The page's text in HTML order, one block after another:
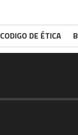
CODIGO DE ÉTICA